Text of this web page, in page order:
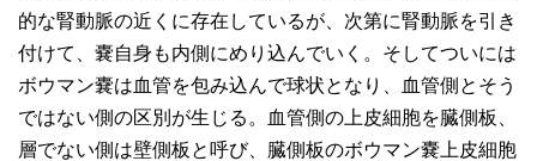
的な腎動脈の近くに存在しているが、次第に腎動脈を引き
付けて、嚢自身も内側にめり込んでいく。そしてついには
ボウマン嚢は血管を包み込んで球状となり、血管側とそう
ではない側の区別が生じる。血管側の上皮細胞を臓側板、
層でない側は壁側板と呼び、臓側板のボウマン嚢上皮細胞